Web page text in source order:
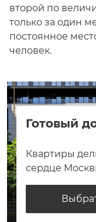
второй по
только за один
постоянное
человек.
Готовый
Квартиры
сердце